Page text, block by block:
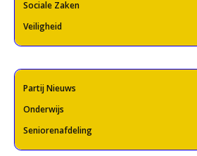
Sociale Zaken
Veiligheid
Partij Nieuws
Onderwijs
Seniorenafdeling